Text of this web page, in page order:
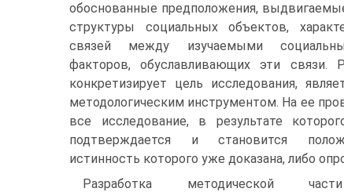
обоснованные предположения,
структуры социальных объектов,
связей между изучаемыми
факторов, обуславливающих эти связи.
конкретизирует цель исследования,
методологическим инструментом. На ее
все исследование, в результате
подтверждается и становится
истинность которого уже доказана, либо
Разработка методической